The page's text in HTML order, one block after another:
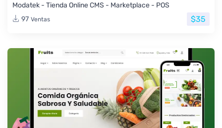
Modatek - Tienda Online CMS - Marketplace - POS
97 Ventas $35